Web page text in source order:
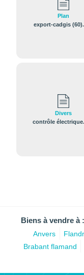
Plan
export-cadgis
Divers
contrôle
Biens à vendre à :
Anvers
Brabant flamand